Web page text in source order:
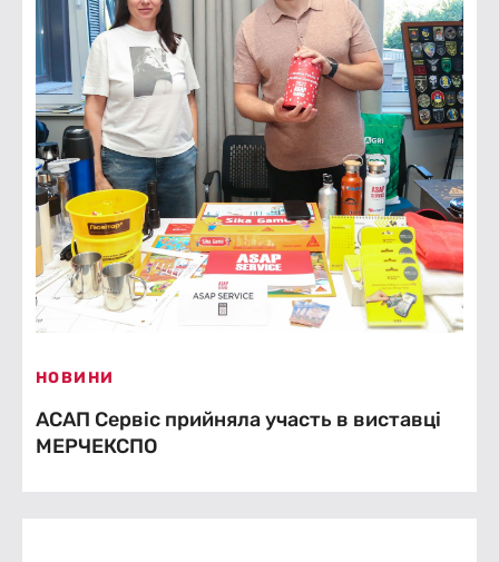
НОВИНИ
АСАП Сервіс прийняла участь в виставці
МЕРЧЕКСПО